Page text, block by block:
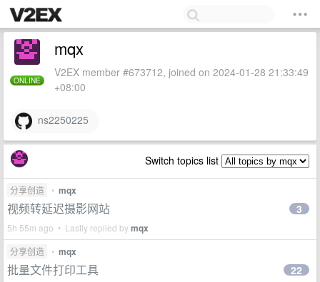
ONLINE
mqx
V2EX member #673712, joined on 2024-01-28 21:33:49
+08:00
ns2250225
Switch topics list
分享创造 • mqx
视频转延迟摄影网站
5h 55m ago • Lastly replied bymqx
3
分享创造 • mqx
批量文件打印工具 22